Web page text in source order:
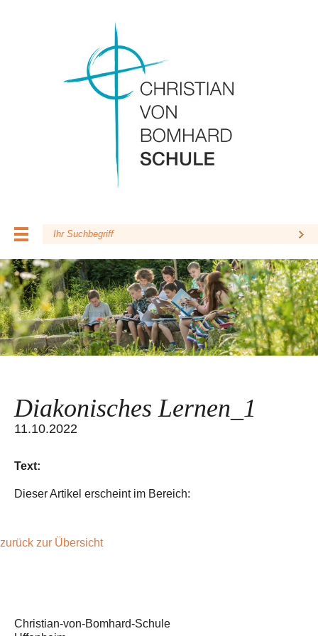
Diakonisches Lernen_1
11.10.2022
Text:
Dieser Artikel erscheint im Bereich:
zurück zur Übersicht
Christian-von-Bomhard-Schule